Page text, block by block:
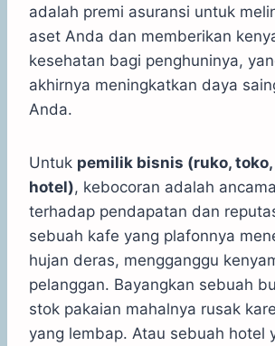
adalah premi asuransi untuk
aset Anda dan memberikan
kesehatan bagi penghuninya,
akhirnya meningkatkan daya
Anda.
Untuk pemilik bisnis (ruko, toko,
hotel), kebocoran adalah
terhadap pendapatan dan
sebuah kafe yang plafonnya
hujan deras, mengganggu
pelanggan. Bayangkan sebuah
stok pakaian mahalnya rusak
yang lembap. Atau sebuah hotel